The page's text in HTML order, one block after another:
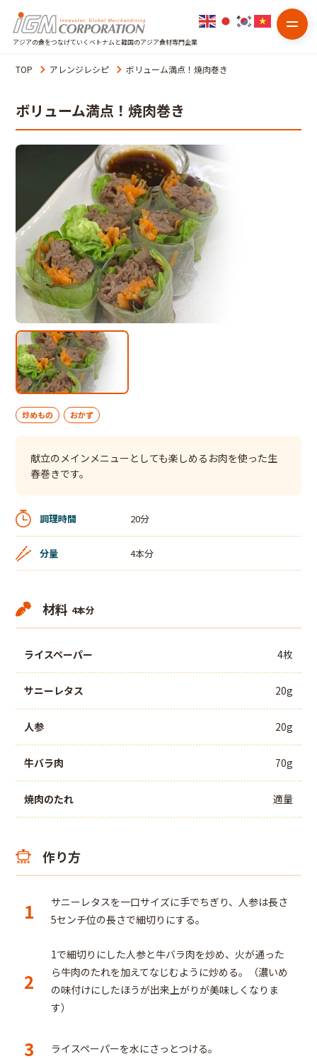
アジアの食をつなげていくベトナムと韓国のアジア食材専門企業
TOP アレンジレシピ ボリューム満点！焼肉巻き
ボリューム満点！焼肉巻き
炒めもの おかず
献立のメインメニューとしても楽しめるお肉を使った生
春巻きです。
調理時間 20分
分量 4本分
材料 4本分
ライスペーパー 4枚
サニーレタス 20g
人参 20g
牛バラ肉 70g
焼肉のたれ 適量
作り方
1
サニーレタスを一口サイズに手でちぎり、人参は長さ
5センチ位の長さで細切りにする。
2
1で細切りにした人参と牛バラ肉を炒め、火が通った
ら牛肉のたれを加えてなじむように炒める。（濃いめ
の味付けにしたほうが出来上がりが美味しくなりま
す）
3 ライスペーパーを水にさっとつける。